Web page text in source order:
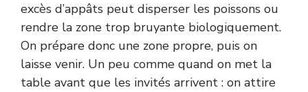
excès d’appâts peut disperser les poissons ou
rendre la zone trop bruyante biologiquement.
On prépare donc une zone propre, puis on
laisse venir. Un peu comme quand on met la
table avant que les invités arrivent : on attire